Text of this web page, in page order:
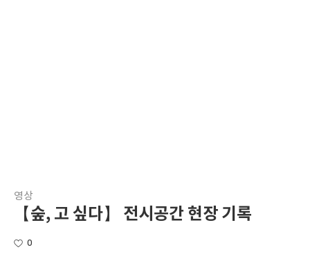
영상
【숲, 고 싶다】 전시공간 현장 기록
0